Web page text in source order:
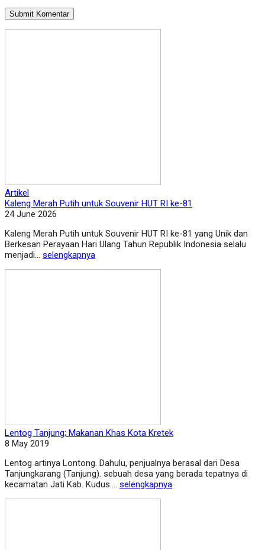
Artikel
Kaleng Merah Putih untuk Souvenir HUT RI ke-81
24 June 2026
Kaleng Merah Putih untuk Souvenir HUT RI ke-81 yang Unik dan
Berkesan Perayaan Hari Ulang Tahun Republik Indonesia selalu
menjadi... selengkapnya
Lentog Tanjung; Makanan Khas Kota Kretek
8 May 2019
Lentog artinya Lontong. Dahulu, penjualnya berasal dari Desa
Tanjungkarang (Tanjung). sebuah desa yang berada tepatnya di
kecamatan Jati Kab. Kudus.... selengkapnya